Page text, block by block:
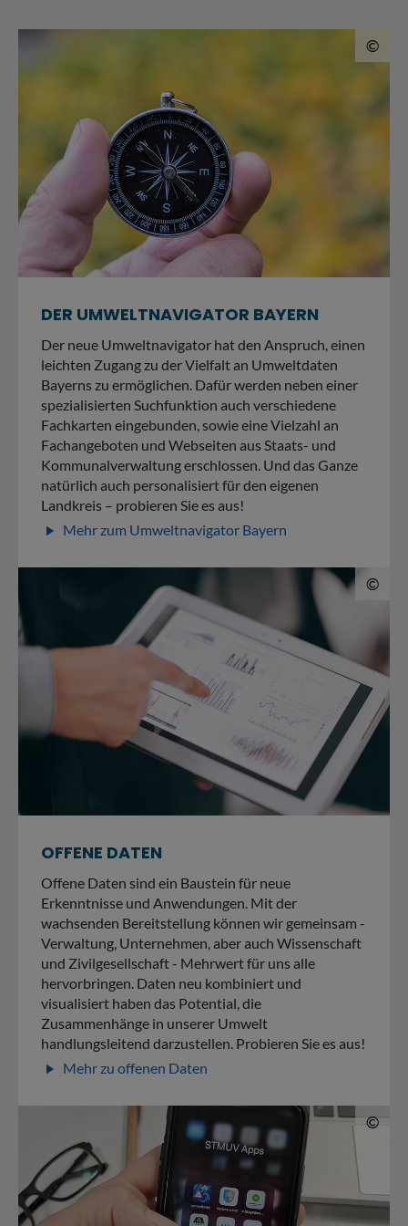
©
DER UMWELTNAVIGATOR BAYERN
Der neue Umweltnavigator hat den Anspruch, einen
leichten Zugang zu der Vielfalt an Umweltdaten
Bayerns zu ermöglichen. Dafür werden neben einer
spezialisierten Suchfunktion auch verschiedene
Fachkarten eingebunden, sowie eine Vielzahl an
Fachangeboten und Webseiten aus Staats- und
Kommunalverwaltung erschlossen. Und das Ganze
natürlich auch personalisiert für den eigenen
Landkreis – probieren Sie es aus!
play_arrow Mehr zum Umweltnavigator Bayern
©
OFFENE DATEN
Offene Daten sind ein Baustein für neue
Erkenntnisse und Anwendungen. Mit der
wachsenden Bereitstellung können wir gemeinsam -
Verwaltung, Unternehmen, aber auch Wissenschaft
und Zivilgesellschaft - Mehrwert für uns alle
hervorbringen. Daten neu kombiniert und
visualisiert haben das Potential, die
Zusammenhänge in unserer Umwelt
handlungsleitend darzustellen. Probieren Sie es aus!
play_arrow Mehr zu offenen Daten
© ©